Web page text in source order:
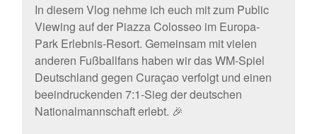
In diesem Vlog nehme ich euch mit zum Public
Viewing auf der Piazza Colosseo im Europa-
Park Erlebnis-Resort. Gemeinsam mit vielen
anderen Fußballfans haben wir das WM-Spiel
Deutschland gegen Curaçao verfolgt und einen
beeindruckenden 7:1-Sieg der deutschen
Nationalmannschaft erlebt. 🎉